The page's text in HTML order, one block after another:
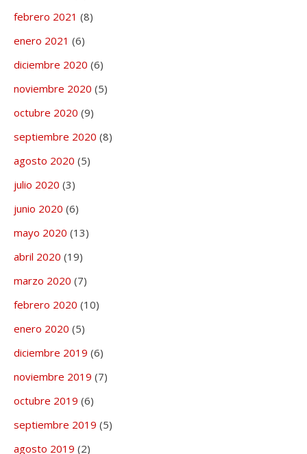
febrero 2021 (8)
enero 2021 (6)
diciembre 2020 (6)
noviembre 2020 (5)
octubre 2020 (9)
septiembre 2020 (8)
agosto 2020 (5)
julio 2020 (3)
junio 2020 (6)
mayo 2020 (13)
abril 2020 (19)
marzo 2020 (7)
febrero 2020 (10)
enero 2020 (5)
diciembre 2019 (6)
noviembre 2019 (7)
octubre 2019 (6)
septiembre 2019 (5)
agosto 2019 (2)